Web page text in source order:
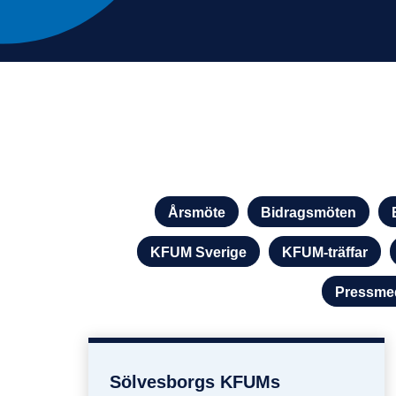
Kategorier Årsmöte Bidragsmöten
KFUM Sverige KFUM-träffar
Sölvesborgs KFUMs
Sölvesborgs KFUMs